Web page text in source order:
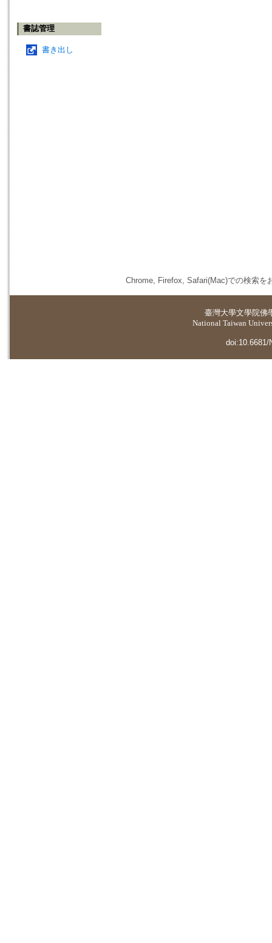
書誌管理
書き出し
Chrome, Firefox, Safari(Mac)での検索を
臺灣大學文學院佛
National Taiwan
doi:10.6681/